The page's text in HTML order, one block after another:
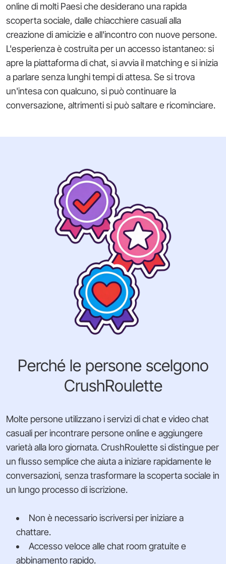
online di molti Paesi che desiderano una rapida
scoperta sociale, dalle chiacchiere casuali alla
creazione di amicizie e all'incontro con nuove persone.
L'esperienza è costruita per un accesso istantaneo: si
apre la piattaforma di chat, si avvia il matching e si inizia
a parlare senza lunghi tempi di attesa. Se si trova
un'intesa con qualcuno, si può continuare la
conversazione, altrimenti si può saltare e ricominciare.
Perché le persone scelgono
CrushRoulette
Molte persone utilizzano i servizi di chat e video chat
casuali per incontrare persone online e aggiungere
varietà alla loro giornata. CrushRoulette si distingue per
un flusso semplice che aiuta a iniziare rapidamente le
conversazioni, senza trasformare la scoperta sociale in
un lungo processo di iscrizione.
Non è necessario iscriversi per iniziare a
chattare.
Accesso veloce alle chat room gratuite e
abbinamento rapido.